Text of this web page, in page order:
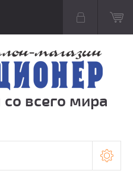
всего мира